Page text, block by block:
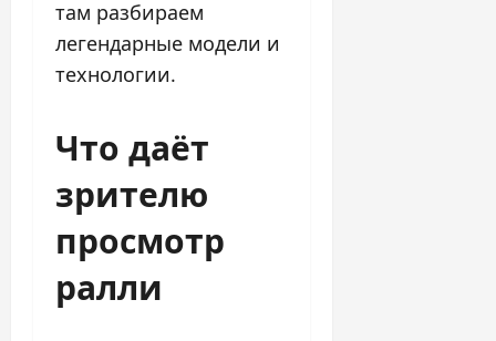
там разбираем
легендарные модели и
технологии.
Что даёт
зрителю
просмотр
ралли